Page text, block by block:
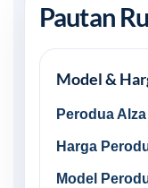
Pautan
Model &
Perodua
Harga
Model